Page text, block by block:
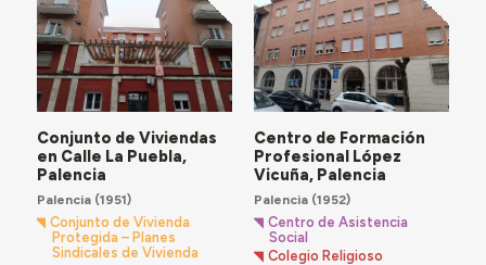
Conjunto de Viviendas
en Calle La Puebla,
Palencia
Palencia(1951)
Conjunto de Vivienda
Protegida – Planes
Sindicales de Vivienda
Centro de Formación
Profesional López
Vicuña, Palencia
Palencia(1952)
Centro de Asistencia
Social
Colegio Religioso